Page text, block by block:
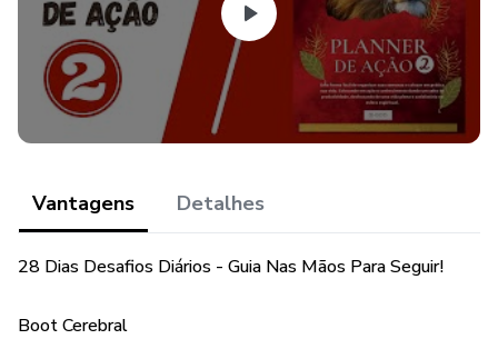
Vantagens Detalhes
28 Dias Desafios Diários - Guia Nas Mãos Para Seguir!
Boot Cerebral